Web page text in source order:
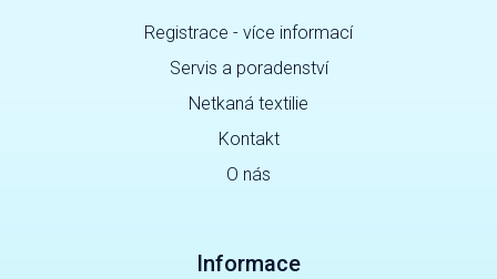
Registrace - více informací
Servis a poradenství
Netkaná textilie
Kontakt
O nás
Informace